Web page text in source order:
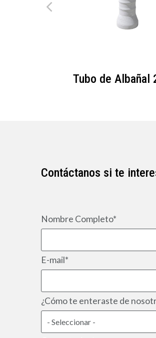
Tubo de Albañal
Contáctanos si te
Nombre Completo*
E-mail*
¿Cómo te enteraste de